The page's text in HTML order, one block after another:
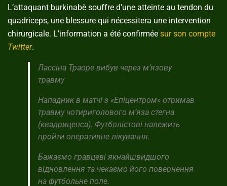
L’attaquant burkinabè souffre d’une atteinte au tendon du
quadriceps, une blessure qui nécessitera une intervention
chirurgicale. L’information a été confirmée sur son compte
Twitter.
Лассіна Траоре вибув через мʼязову
травму
Нападник в матчі з «Епіцентром» отримав
травму чотириголового мʼяза стегна
(квадрицепса). Футболістові належить
пройти оперативне лікування.
Бажаємо гравцеві якнайшвидшого
відновлення та чекаємо його повернення
на футбольне поле.